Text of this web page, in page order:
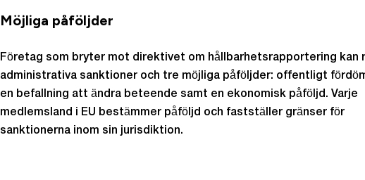
Möjliga påföljder
Företag som bryter mot direktivet om hållbarhetsrapportering kan
administrativa sanktioner och tre möjliga påföljder: offentligt
en befallning att ändra beteende samt en ekonomisk påföljd. Varje
medlemsland i EU bestämmer påföljd och fastställer gränser för
sanktionerna inom sin jurisdiktion.